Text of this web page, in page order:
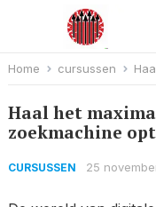
Home cursussen Haal
Haal het
zoekmachine
CURSUSSEN 25